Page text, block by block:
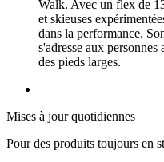
Walk. Avec un flex de
et skieuses
dans la performance.
s'adresse aux
des pieds larges.
Mises à jour quotidiennes
Pour des produits toujours en